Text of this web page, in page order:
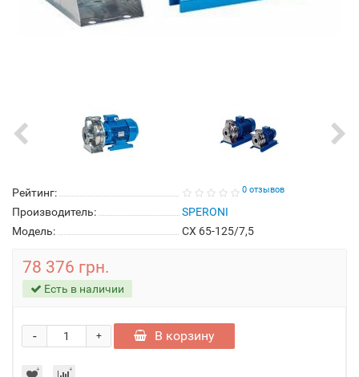
Рейтинг: 0 отзывов
Производитель:
SPERONI
Модель:
CX 65-125/7,5
78 376 грн.
Есть в наличии
+
- В корзину